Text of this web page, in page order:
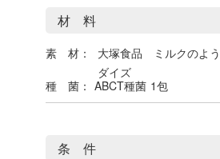
材 料
素 材：
大塚食品 ミルクのよ
ダイズ
種 菌： ABCT種菌 1包
条 件